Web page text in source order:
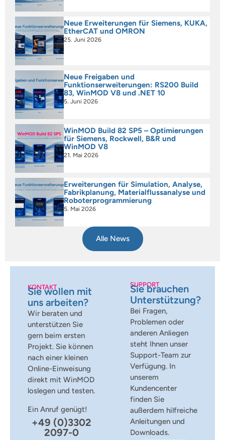
Neue Erweiterungen für Siemens, KUKA,
EtherCAT und OMRON
25. Juni 2026
Neue Freigaben und
Funktionserweiterungen: RS200 Build
83, WinMOD V8 und .NET 10
5. Juni 2026
WinMOD Build 82 SP5 – Optimierungen
für Siemens, Rockwell, B&R und
WinMOD V8
21. Mai 2026
Erweiterungen für Simulation, Analyse,
Fabrikplanung, Materialflussanalyse und
Roboterprogrammierung
5. Mai 2026
Alle News
KONTAKT
Sie wollen mit
uns arbeiten?
Wir beraten und
unterstützen Sie
gern beim ersten
Projekt. Sie können
nach einer kleinen
Online-Einweisung
direkt mit WinMOD
loslegen und testen.
Ein Anruf genügt!
+49 (0)3302
2097-0
SUPPORT
Sie brauchen
Unterstützung?
Bei Fragen,
Problemen oder
anderen Anliegen
steht Ihnen unser
Support-Team zur
Verfügung. In
unserem
Kundencenter
finden Sie
außerdem hilfreiche
Anleitungen und
Downloads.